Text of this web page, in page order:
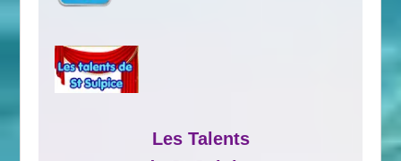
Les Talents